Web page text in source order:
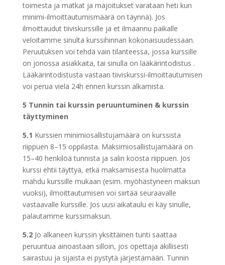
toimesta ja matkat ja majoitukset varataan heti kun
minimi-ilmoittautumismäärä on täynnä). Jos
ilmoittaudut tiiviskurssille ja et ilmaannu paikalle
veloitamme sinulta kurssihinnan kokonaisuudessaan.
Peruutuksen voi tehdä vain tilanteessa, jossa kurssille
on jonossa asiakkaita, tai sinulla on lääkärintodistus .
Lääkärintodistusta vastaan tiiviskurssi-ilmoittautumisen
voi perua vielä 24h ennen kurssin alkamista.
5 Tunnin tai kurssin peruuntuminen & kurssin
täyttyminen
5.1 Kurssien minimiosallistujamäärä on kurssista
riippuen 8–15 oppilasta. Maksimiosallistujamäärä on
15–40 henkilöä tunnista ja salin koosta riippuen. Jos
kurssi ehtii täyttyä, etkä maksamisesta huolimatta
mahdu kurssille mukaan (esim. myöhästyneen maksun
vuoksi), ilmoittautumisen voi siirtää seuraavalle
vastaavalle kurssille. Jos uusi aikataulu ei käy sinulle,
palautamme kurssimaksun.
5.2Jo alkaneen kurssin yksittäinen tunti saattaa
peruuntua ainoastaan silloin, jos opettaja äkillisesti
sairastuu ja sijaista ei pystytä järjestämään. Tunnin